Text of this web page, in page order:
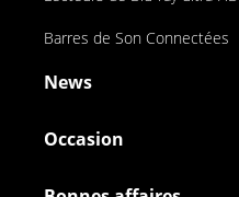
Barres de Son Connectées
News
Occasion